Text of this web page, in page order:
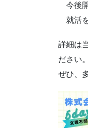
今後
就活
詳細は
ださい
ぜひ、